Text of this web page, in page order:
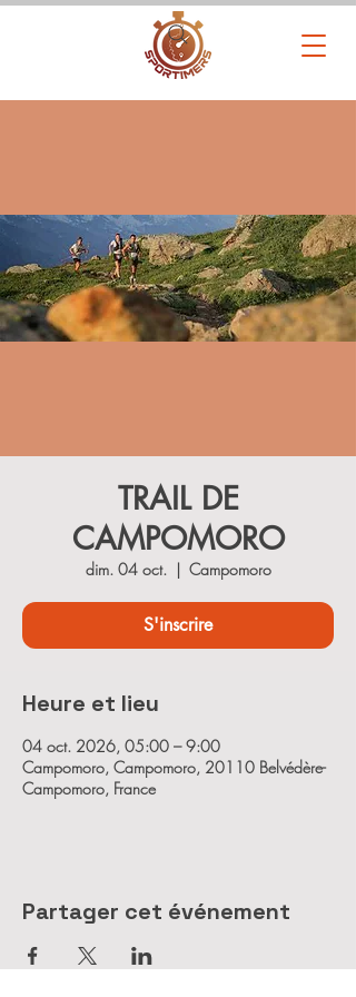
TRAIL DE
CAMPOMORO
dim. 04 oct.
  |
Campomoro
S'inscrire
Heure et lieu
04 oct. 2026, 05:00 – 9:00
Campomoro, Campomoro, 20110 Belvédère-
Campomoro, France
Partager cet événement